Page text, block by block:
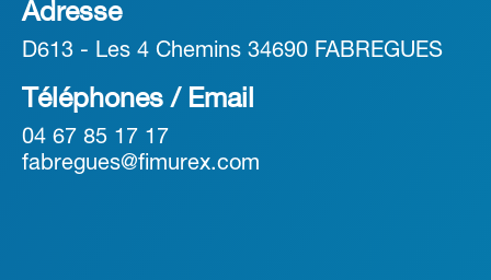
Adresse
D613 - Les 4 Chemins 34690 FABREGUES
Téléphones / Email
04 67 85 17 17
fabregues@fimurex.com